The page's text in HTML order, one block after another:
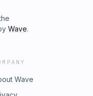
Wave.
Wave